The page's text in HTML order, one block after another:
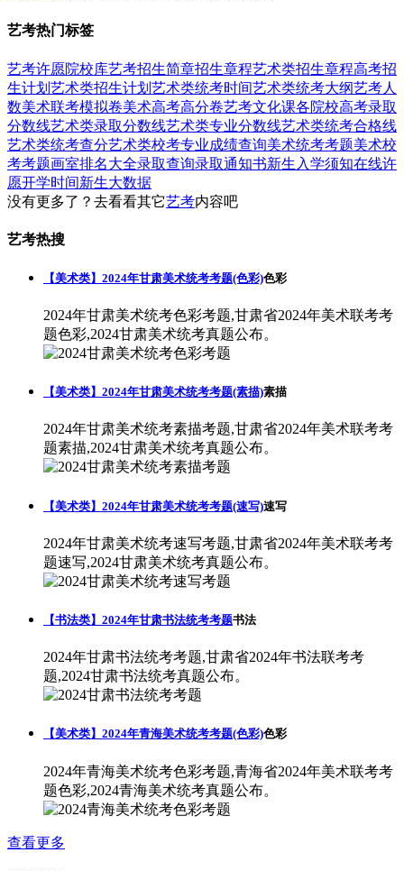
艺考热门标签
艺考许愿院校库艺考招生简章招生章程艺术类招生章程高考招
生计划 艺术类招生计划 艺术类统考时间艺术类统考大纲艺考人
数美术联考模拟卷美术高考高分卷艺考文化课各院校高考录取
分数线艺术类录取分数线艺术类专业分数线艺术类统考合格线
艺术类统考查分艺术类校考专业成绩查询美术统考考题美术校
考考题画室排名大全录取查询录取通知书新生入学须知在线许
愿开学时间新生大数据
没有更多了？去看看其它艺考内容吧
艺考热搜
【美术类】2024年甘肃美术统考考题(色彩)色彩
2024年甘肃美术统考色彩考题,甘肃省2024年美术联考考
题色彩,2024甘肃美术统考真题公布。
【美术类】2024年甘肃美术统考考题(素描)素描
2024年甘肃美术统考素描考题,甘肃省2024年美术联考考
题素描,2024甘肃美术统考真题公布。
【美术类】2024年甘肃美术统考考题(速写)速写
2024年甘肃美术统考速写考题,甘肃省2024年美术联考考
题速写,2024甘肃美术统考真题公布。
【书法类】2024年甘肃书法统考考题书法
2024年甘肃书法统考考题,甘肃省2024年书法联考考
题,2024甘肃书法统考真题公布。
【美术类】2024年青海美术统考考题(色彩)色彩
2024年青海美术统考色彩考题,青海省2024年美术联考考
题色彩,2024青海美术统考真题公布。
查看更多